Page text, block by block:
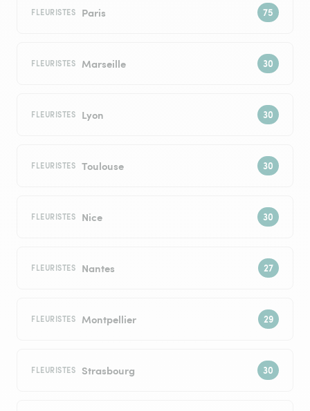
FLEURISTES Paris
FLEURISTES Marseille
FLEURISTES Lyon
FLEURISTES Toulouse
FLEURISTES Nice
FLEURISTES Nantes
FLEURISTES Montpellier
FLEURISTES Strasbourg